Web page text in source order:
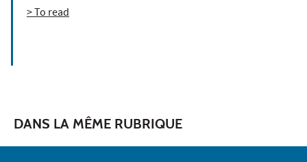
> To read
DANS LA MÊME RUBRIQUE